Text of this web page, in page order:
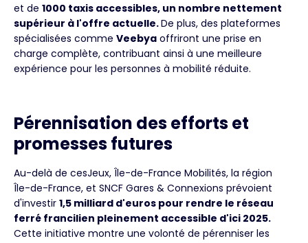
et de 1000 taxis accessibles, un nombre nettement
supérieur à l'offre actuelle.De plus, des plateformes
spécialisées comme Veebya offriront une prise en
charge complète, contribuant ainsi à une meilleure
expérience pour les personnes à mobilité réduite.
Pérennisation des efforts et
promesses futures
Au-delà de cesJeux, Île-de-France Mobilités, la région
Île-de-France, et SNCF Gares & Connexions prévoient
d'investir 1,5 milliard d'euros pour rendre le réseau
ferré francilien pleinement accessible d'ici 2025.
Cette initiative montre une volonté de pérenniser les